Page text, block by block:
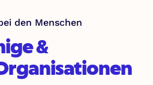
den Menschen
&